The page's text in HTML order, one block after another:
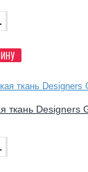
ткань Designers